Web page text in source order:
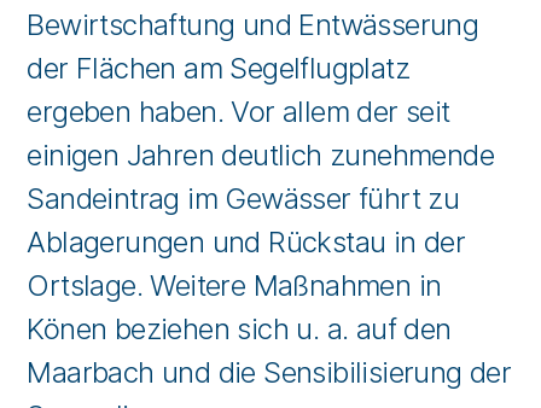
Bewirtschaftung und Entwässerung
der Flächen am Segelflugplatz
ergeben haben. Vor allem der seit
einigen Jahren deutlich zunehmende
Sandeintrag im Gewässer führt zu
Ablagerungen und Rückstau in der
Ortslage. Weitere Maßnahmen in
Könen beziehen sich u. a. auf den
Maarbach und die Sensibilisierung der